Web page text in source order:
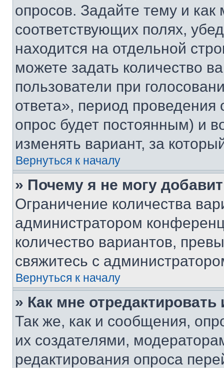
опросов. Задайте тему и
соответствующих полях,
находится на отдельной
можете задать количество
пользователи при
ответа», период проведения
опрос будет постоянным) и
изменять вариант, за
Вернуться к началу
» Почему я не могу
Ограничение количества
администратором
количество вариантов,
свяжитесь с
Вернуться к началу
» Как мне
Так же, как и сообщения,
их создателями,
редактирования опроса